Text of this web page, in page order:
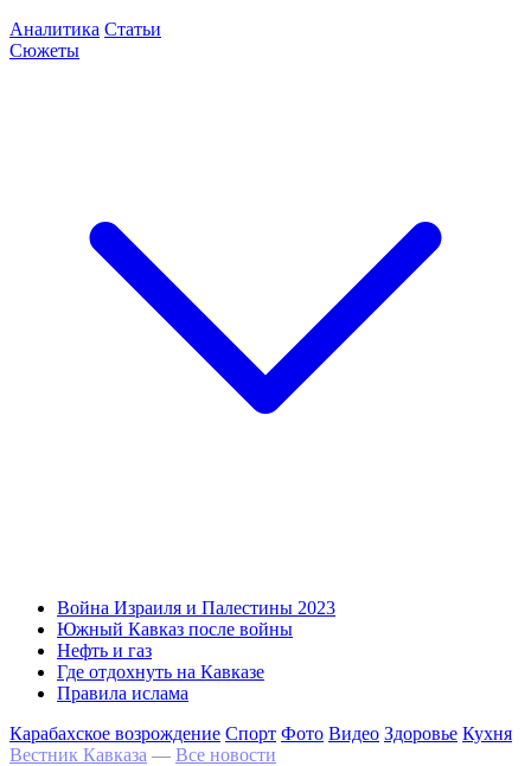
Аналитика Статьи
Сюжеты
Война Израиля и Палестины 2023
Южный Кавказ после войны
Нефть и газ
Где отдохнуть на Кавказе
Правила ислама
Карабахское возрождение Спорт Фото Видео Здоровье Кухня
Вестник Кавказа — Все новости